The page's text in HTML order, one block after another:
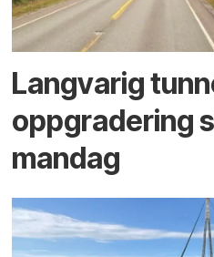
Langvarig
oppgradering
mandag